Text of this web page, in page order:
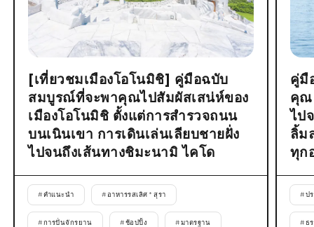
[เที่ยวชมเมืองโอโนมิชิ] คู่มือฉบับ
สมบูรณ์ที่จะพาคุณไปสัมผัสเสน่ห์ของ
เมืองโอโนมิชิ ตั้งแต่การสำรวจถนน
บนเนินเขา การเดินเล่นเลียบชายฝั่ง
ไปจนถึงเส้นทางชิมะนามิ ไคโด
#คำแนะนำ # อาหารรสเลิศ * สุรา
#การปั่นจักรยาน #ช้อปปิ้ง #มาตรฐาน
คู่มื
คุณ
ไป
ลิ้ม
ทุก
#ป
#ธ